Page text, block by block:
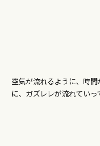
空気が流れるように、時
に、ガズレレが流れていっ